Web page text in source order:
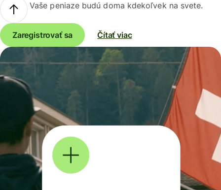
Vaše peniaze budú doma kdekoľvek na svete.
Zaregistrovať sa Čítať viac